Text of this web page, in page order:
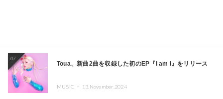
07
Toua、新曲2曲を収録した初のEP『I am I』をリリース
MUSIC ・ 13.November.2024